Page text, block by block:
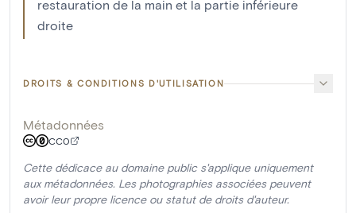
restauration de la main et la partie inférieure
droite
DROITS & CONDITIONS D'UTILISATION
Métadonnées
CC0
Cette dédicace au domaine public s'applique uniquement
aux métadonnées. Les photographies associées peuvent
avoir leur propre licence ou statut de droits d'auteur.